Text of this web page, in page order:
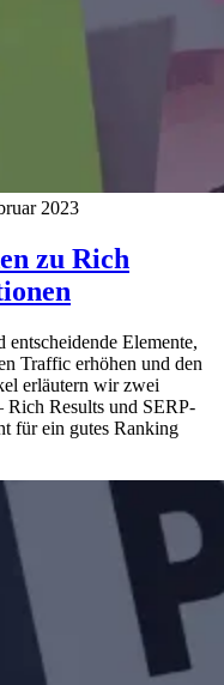
2023
zu Rich
Elemente,
Traffic erhöhen und den
erläutern wir zwei
Rich Results und SERP-
für ein gutes Ranking